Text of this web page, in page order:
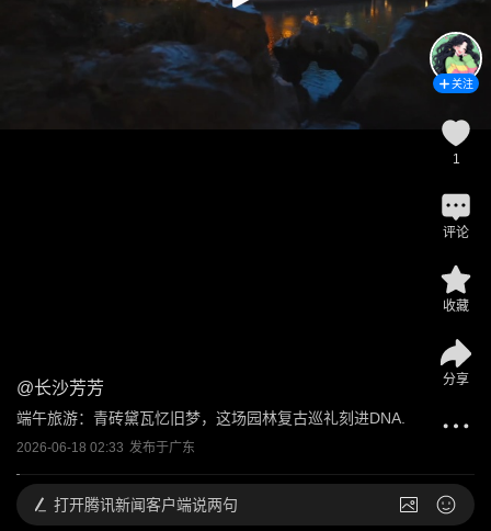
@长沙芳芳
端午旅游：青砖黛瓦忆旧梦，这场园林复古巡礼刻进DNA.
2026-06-18 02:33 发布于广东
关注
1
评论
收藏
分享
打开腾讯新闻客户端说两句